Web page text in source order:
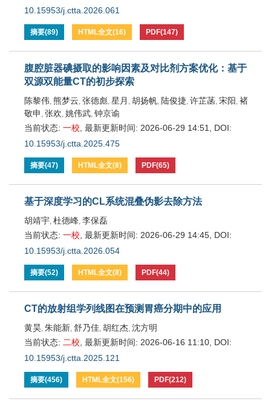
10.15953/j.ctta.2026.061
摘要(89) HTML全文(16) PDF(147)
腹腔脏器碘摄取的影响因素及对比剂方案优化：基于
双源双能量CT的初步探索
陈黎伟, 熊梦云, 张德彪, 星月 , 胡扬帆, 陆俊捷, 许芷菡, 宋阳, 褚
敬申 , 张欢, 姚伟武, 钟京谕
当前状态: 一校 最新更新时间: 2026-06-29 14:51
DOI:
10.15953/j.ctta.2025.475
摘要(47) HTML全文(8) PDF(65)
基于深度学习的CL系统混叠伪影去除方法
胡靖宇, 杜德峰, 李保磊
当前状态: 一校 最新更新时间: 2026-06-29 14:45 DOI:
10.15953/j.ctta.2026.054
摘要(52) HTML全文(8) PDF(44)
CT的放射组学列线图在预测胃癌分期中的应用
黄昊, 朱能新, 舒乃佳, 胡红杰, 沈方明
当前状态: 二校 最新更新时间: 2026-06-16 11:10 DOI:
10.15953/j.ctta.2025.121
摘要(456) HTML全文(156) PDF(212)